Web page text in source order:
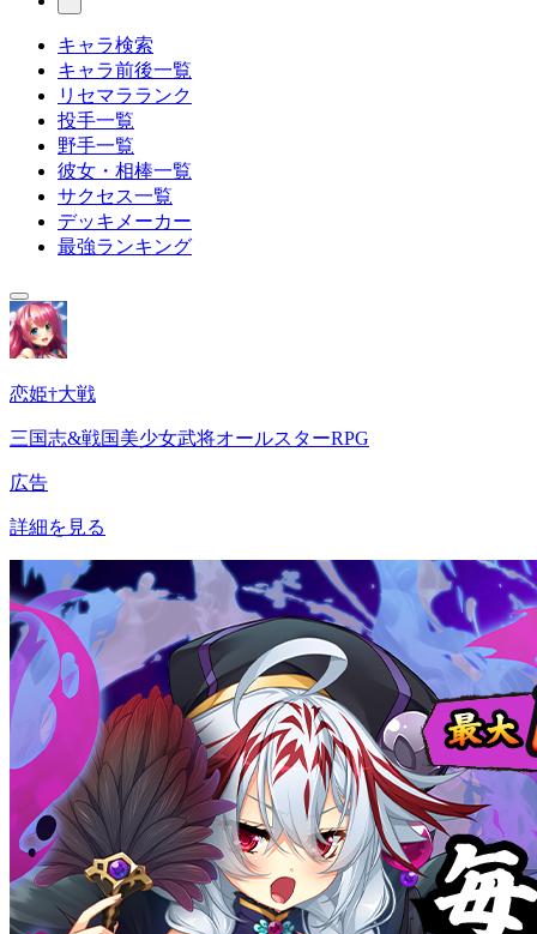
キャラ検索
キャラ前後一覧
リセマラランク
投手一覧
野手一覧
彼女・相棒一覧
サクセス一覧
デッキメーカー
最強ランキング
恋姫†大戦
三国志&戦国美少女武将オールスターRPG
広告
詳細を見る